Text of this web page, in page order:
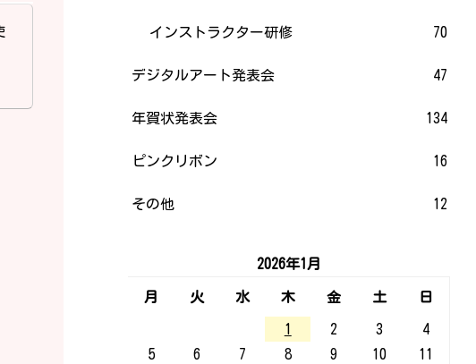
インストラクター研修 70
デジタルアート発表会 47
年賀状発表会 134
ピンクリボン 16
その他 12
2026年1月
月 火 水 木 金 土 日
1 2 3
4
5
6 7 8 9 10
11